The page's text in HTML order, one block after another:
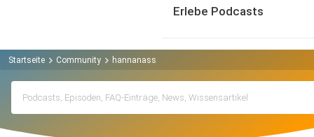
Erlebe Podcasts
Startseite Community hannanass